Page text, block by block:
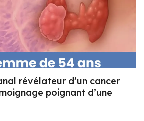
révélateur d’un cancer
poignant d’une